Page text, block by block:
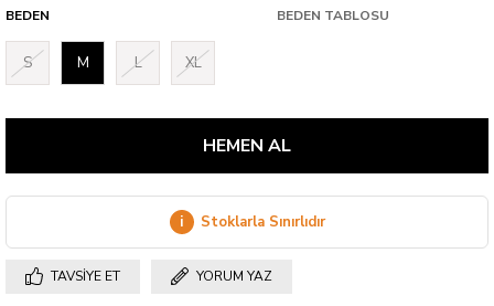
BEDEN BEDEN TABLOSU
S M L XL
i Stoklarla Sınırlıdır
TAVSIYE ET YORUM YAZ